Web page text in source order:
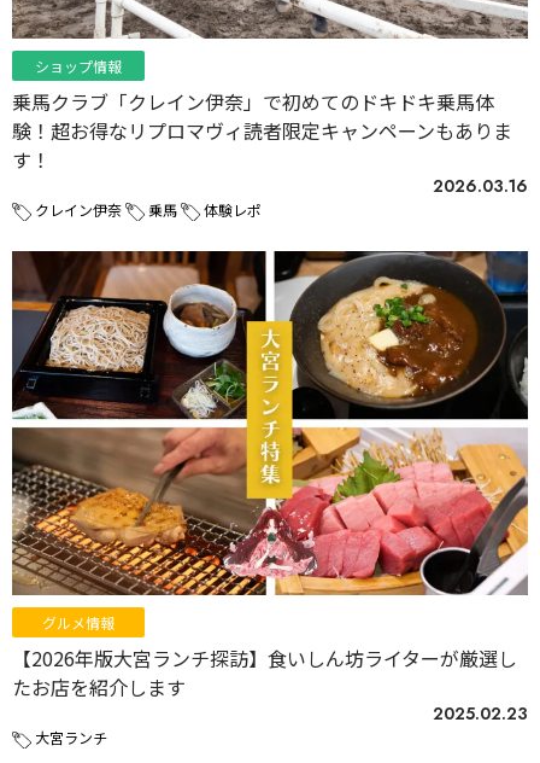
ショップ情報
乗馬クラブ「クレイン伊奈」で初めてのドキドキ乗馬体
験！超お得なリプロマヴィ読者限定キャンペーンもありま
す！
2026.03.16
クレイン伊奈 乗馬 体験レポ
グルメ情報
【2026年版大宮ランチ探訪】食いしん坊ライターが厳選し
たお店を紹介します
2025.02.23
大宮ランチ